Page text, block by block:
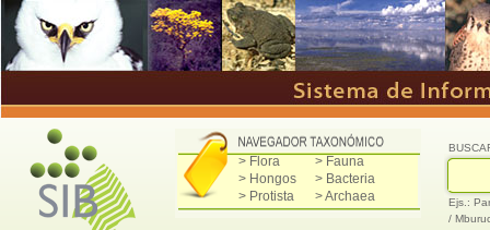
> Flora
> Fauna
> Hongos
> Bacteria
> Protista
> Archaea
Ejs.:
/